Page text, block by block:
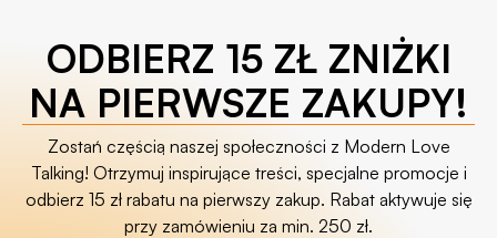
ODBIERZ 15 ZŁ ZNIŻKI
NA PIERWSZE ZAKUPY!
Zostań częścią naszej społeczności z Modern Love
Talking! Otrzymuj inspirujące treści, specjalne promocje i
odbierz 15 zł rabatu na pierwszy zakup. Rabat aktywuje się
przy zamówieniu za min. 250 zł.